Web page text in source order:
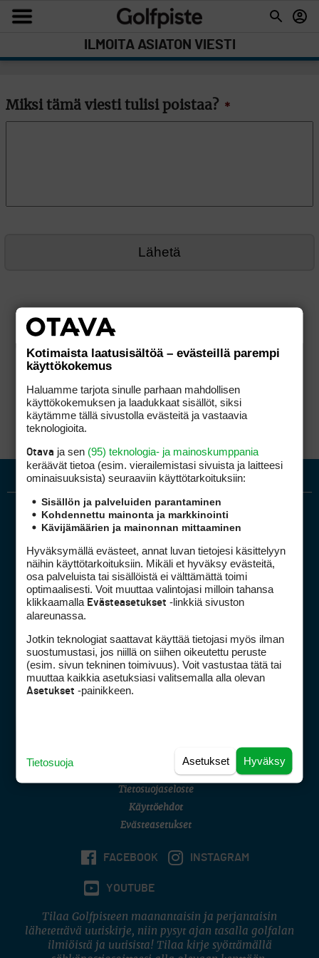
ILMOITA ASIATON VIESTI
Miksi tämä viesti tulisi poistaa? *
Golfpiste mediakortti
Golfpisteen yhteystiedot
DSA avoimuusraportti
Asiakaspalvelu
(digi) digi@otavamedia.fi
Tietosuojaseloste
Käyttöehdot
Evästeasetukset
FACEBOOK INSTAGRAM
YOUTUBE
Tilaa Golfpisteen maanantaisin ja perjantaisin
lähetettävä uutiskirje, niin pysyt ajan tasalla golfalan
ilmiöistä ja uutisista! Tilaa kirje syöttämällä
Kotimaista laatusisältöä – evästeillä parempi
käyttökokemus
Haluamme tarjota sinulle parhaan mahdollisen
käyttökokemuksen ja laadukkaat sisällöt, siksi
käytämme tällä sivustolla evästeitä ja vastaavia
teknologioita.
Otava ja sen (95) teknologia- ja mainoskumppania
keräävät tietoa (esim. vierailemis­tasi sivuista ja laitteesi
ominaisuuk­sista) seuraaviin käyttötarkoituksiin:
Sisällön ja palveluiden parantaminen
Kohdennettu mainonta ja markkinointi
Kävijämäärien ja mainonnan mittaaminen
Hyväksymällä evästeet, annat luvan tietojesi käsittelyyn
näihin käyttötarkoituksiin. Mikäli et hyväksy evästeitä,
osa palveluista tai sisällöistä ei välttämättä toimi
optimaalisesti. Voit muuttaa valintojasi milloin tahansa
klikkaamalla Evästeasetukset -linkkiä sivuston
alareunassa.
Jotkin teknologiat saattavat käyttää tietojasi myös ilman
suostumustasi, jos niillä on siihen oikeutettu peruste
(esim. sivun tekninen toimivuus). Voit vastustaa tätä tai
muuttaa kaikkia asetuksiasi valitsemalla alla olevan
Asetukset -painikkeen.
Hyväksy
Asetukset
Tietosuoja